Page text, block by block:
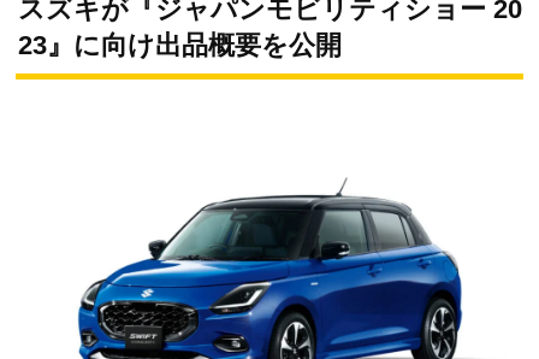
スズキが『ジャパンモビリティショー 20
23』に向け出品概要を公開